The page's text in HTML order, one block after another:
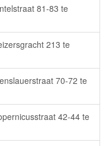
81-83 te
213 te
70-72 te
42-44 te